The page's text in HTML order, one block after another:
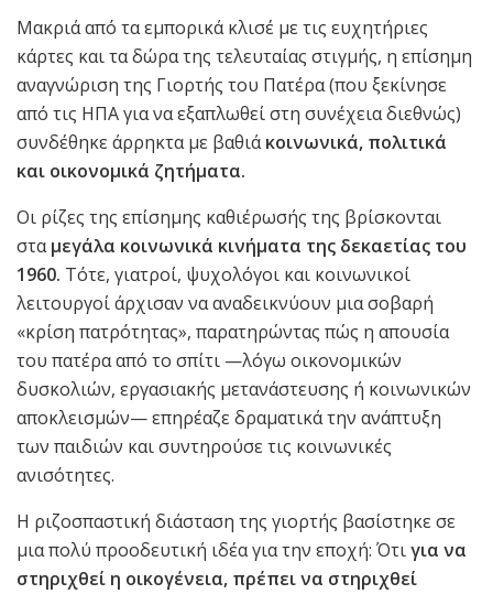
Μακριά από τα εμπορικά κλισέ με τις ευχητήριες
κάρτες και τα δώρα της τελευταίας στιγμής, η επίσημη
αναγνώριση της Γιορτής του Πατέρα (που ξεκίνησε
από τις ΗΠΑ για να εξαπλωθεί στη συνέχεια διεθνώς)
συνδέθηκε άρρηκτα με βαθιάκοινωνικά, πολιτικά
και οικονομικά ζητήματα.
Οι ρίζες της επίσημης καθιέρωσής της βρίσκονται
σταμεγάλα κοινωνικά κινήματα της δεκαετίας του
1960. Τότε, γιατροί, ψυχολόγοι και κοινωνικοί
λειτουργοί άρχισαν να αναδεικνύουν μια σοβαρή
«κρίση πατρότητας», παρατηρώντας πώς η απουσία
του πατέρα από το σπίτι —λόγω οικονομικών
δυσκολιών, εργασιακής μετανάστευσης ή κοινωνικών
αποκλεισμών— επηρέαζε δραματικά την ανάπτυξη
των παιδιών και συντηρούσε τις κοινωνικές
ανισότητες.
Η ριζοσπαστική διάσταση της γιορτής βασίστηκε σε
μια πολύ προοδευτική ιδέα για την εποχή: Ότιγια να
στηριχθεί η οικογένεια, πρέπει να στηριχθεί